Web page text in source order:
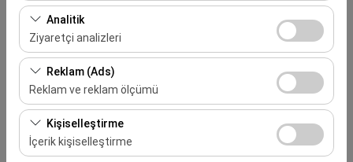
Bu çerezler sitenin doğru şekilde çalışması, güvenlik,
oturum yönetimi ve temel işlevler için gereklidir. Devre
dışı bırakılamaz.
Analitik
Ziyaretçi analizleri
Bu çerezler, sitemizin nasıl kullanıldığını (ziyaretçi sayısı,
en çok ziyaret edilen sayfalar, kullanıcı davranışları)
analiz etmemizi sağlar. Bu veriler, web sitesi
performansını ölçmek ve kullanıcı deneyimini sürekli
iyileştirmek için kullanılır.
Reklam (Ads)
Reklam ve reklam ölçümü
Bu çerezler, size ilgi alanlarınıza uygun kişiselleştirilmiş
reklamlar göstermemize ve reklam kampanyalarımızın
etkinliğini (gösterim sayısı, tıklama oranı) ölçmemize
Kişiselleştirme
İçerik kişiselleştirme
Alış Tarih & Saat
Bırakış Tarih & Saat